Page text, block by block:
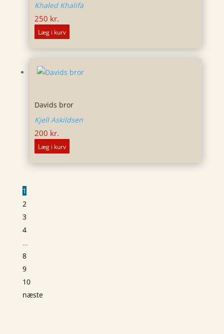
Khaled Khalifa
250 kr.
Læg i kurv
Davids bror
Kjell Askildsen
200 kr.
Læg i kurv
1
2
3
4
…
8
9
10
næste